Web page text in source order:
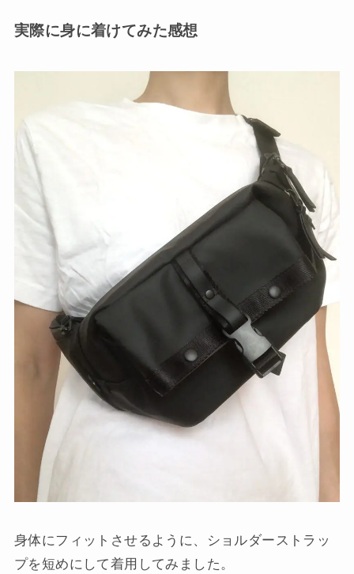
実際に身に着けてみた感想
身体にフィットさせるように、ショルダーストラッ
プを短めにして着用してみました。